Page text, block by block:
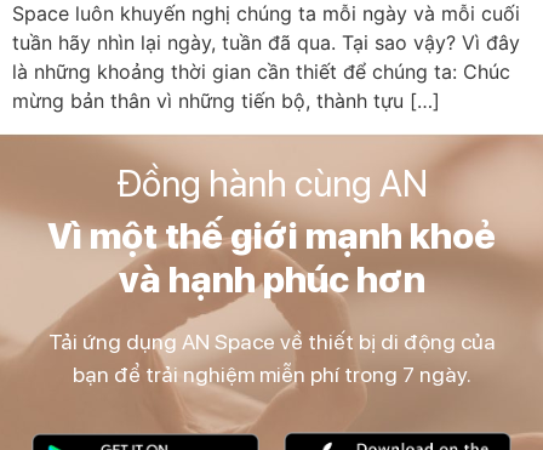
Space luôn khuyến nghị chúng ta mỗi ngày và mỗi cuối
tuần hãy nhìn lại ngày, tuần đã qua. Tại sao vậy? Vì đây
là những khoảng thời gian cần thiết để chúng ta: Chúc
mừng bản thân vì những tiến bộ, thành tựu […]
Đồng hành cùng AN
Vì một thế giới mạnh khoẻ
và hạnh phúc hơn
Tải ứng dụng AN Space về thiết bị di động của
bạn để trải nghiệm miễn phí trong 7 ngày.